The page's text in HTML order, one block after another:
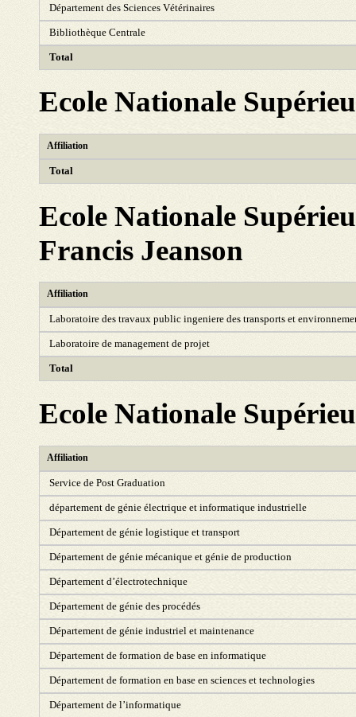
Département des Sciences Vétérinaires
Bibliothèque Centrale
Total
Ecole Nationale
Affiliation
Total
Ecole Nationale
Francis Jeanson
Affiliation
Laboratoire des travaux public ingeniere des transports et
Laboratoire de management de projet
Total
Ecole Nationale
Affiliation
Service de Post Graduation
département de génie électrique et informatique industrielle
Département de génie logistique et transport
Département de génie mécanique et génie de production
Département d’électrotechnique
Département de génie des procédés
Département de génie industriel et maintenance
Département de formation de base en informatique
Département de formation en base en sciences et technologies
Département de l’informatique